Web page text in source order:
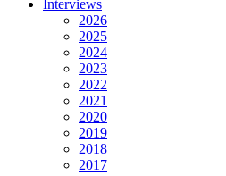
Interviews
2026
2025
2024
2023
2022
2021
2020
2019
2018
2017